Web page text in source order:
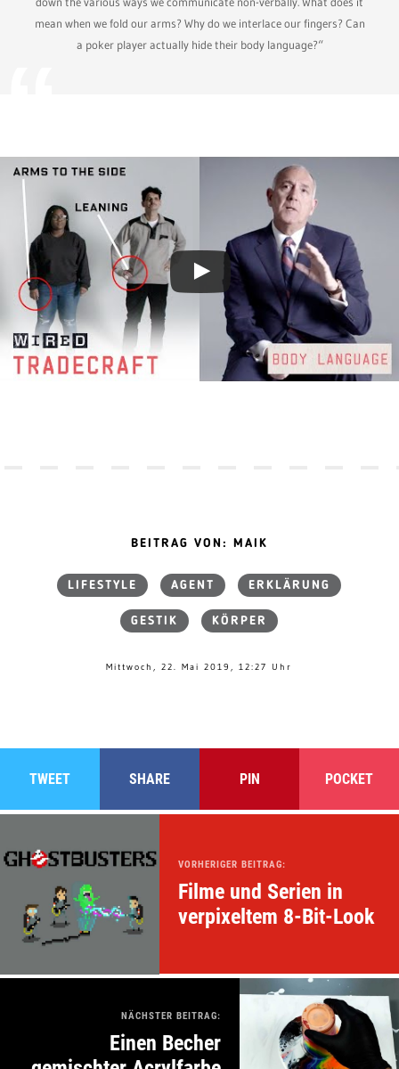
mean when we fold our arms? Why do we interlace our fingers? Can
a poker player actually hide their body language?“
BEITRAG VON: MAIK
LIFESTYLE AGENT ERKLÄRUNG
GESTIK KÖRPER
Mittwoch, 22. Mai 2019, 12:27 Uhr
TWEET SHARE PIN POCKET
VORHERIGER BEITRAG:
Filme und Serien in
verpixeltem 8-Bit-Look
NÄCHSTER BEITRAG:
Einen Becher